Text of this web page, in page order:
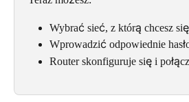
Wybrać sieć, z którą chcesz
Wprowadzić odpowiednie
Router skonfiguruje się i